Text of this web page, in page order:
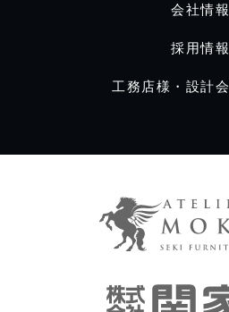
会社情報
採用情報
工務店様・設計